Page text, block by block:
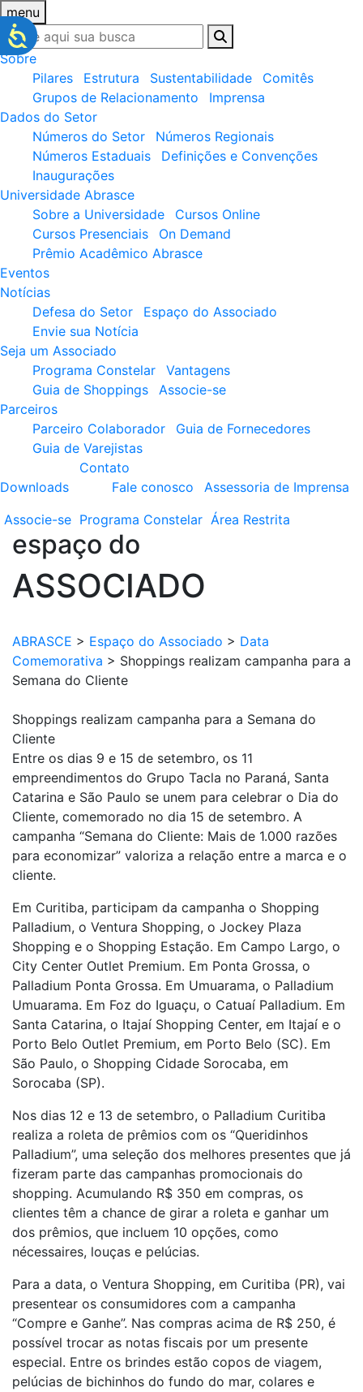
menu
Sobre
Pilares
Estrutura Sustentabilidade
Comitês
Grupos de Relacionamento
Imprensa
Dados do Setor
Números do Setor
Números Regionais
Números Estaduais
Definições e Convenções
Inaugurações
Universidade Abrasce
Sobre a Universidade
Cursos Online
Cursos Presenciais
On Demand
Prêmio Acadêmico Abrasce
Eventos
Notícias
Defesa do Setor
Espaço do Associado
Envie sua Notícia
Seja um Associado
Programa Constelar
Vantagens
Guia de Shoppings
Associe-se
Parceiros
Parceiro Colaborador
Guia de Fornecedores
Guia de Varejistas
Downloads
Contato
Fale conosco
Assessoria de Imprensa
Associe-se Programa Constelar Área Restrita
espaço do
ASSOCIADO
ABRASCE > Espaço do Associado > Data
Comemorativa > Shoppings realizam campanha para a
Semana do Cliente
Shoppings realizam campanha para a Semana do
Cliente
Entre os dias 9 e 15 de setembro, os 11
empreendimentos do Grupo Tacla no Paraná, Santa
Catarina e São Paulo se unem para celebrar o Dia do
Cliente, comemorado no dia 15 de setembro. A
campanha “Semana do Cliente: Mais de 1.000 razões
para economizar” valoriza a relação entre a marca e o
cliente.
Em Curitiba, participam da campanha o Shopping
Palladium, o Ventura Shopping, o Jockey Plaza
Shopping e o Shopping Estação. Em Campo Largo, o
City Center Outlet Premium. Em Ponta Grossa, o
Palladium Ponta Grossa. Em Umuarama, o Palladium
Umuarama. Em Foz do Iguaçu, o Catuaí Palladium. Em
Santa Catarina, o Itajaí Shopping Center, em Itajaí e o
Porto Belo Outlet Premium, em Porto Belo (SC). Em
São Paulo, o Shopping Cidade Sorocaba, em
Sorocaba (SP).
Nos dias 12 e 13 de setembro, o Palladium Curitiba
realiza a roleta de prêmios com os “Queridinhos
Palladium”, uma seleção dos melhores presentes que já
fizeram parte das campanhas promocionais do
shopping. Acumulando R$ 350 em compras, os
clientes têm a chance de girar a roleta e ganhar um
dos prêmios, que incluem 10 opções, como
nécessaires, louças e pelúcias.
Para a data, o Ventura Shopping, em Curitiba (PR), vai
presentear os consumidores com a campanha
“Compre e Ganhe”. Nas compras acima de R$ 250, é
possível trocar as notas fiscais por um presente
especial. Entre os brindes estão copos de viagem,
pelúcias de bichinhos do fundo do mar, colares e